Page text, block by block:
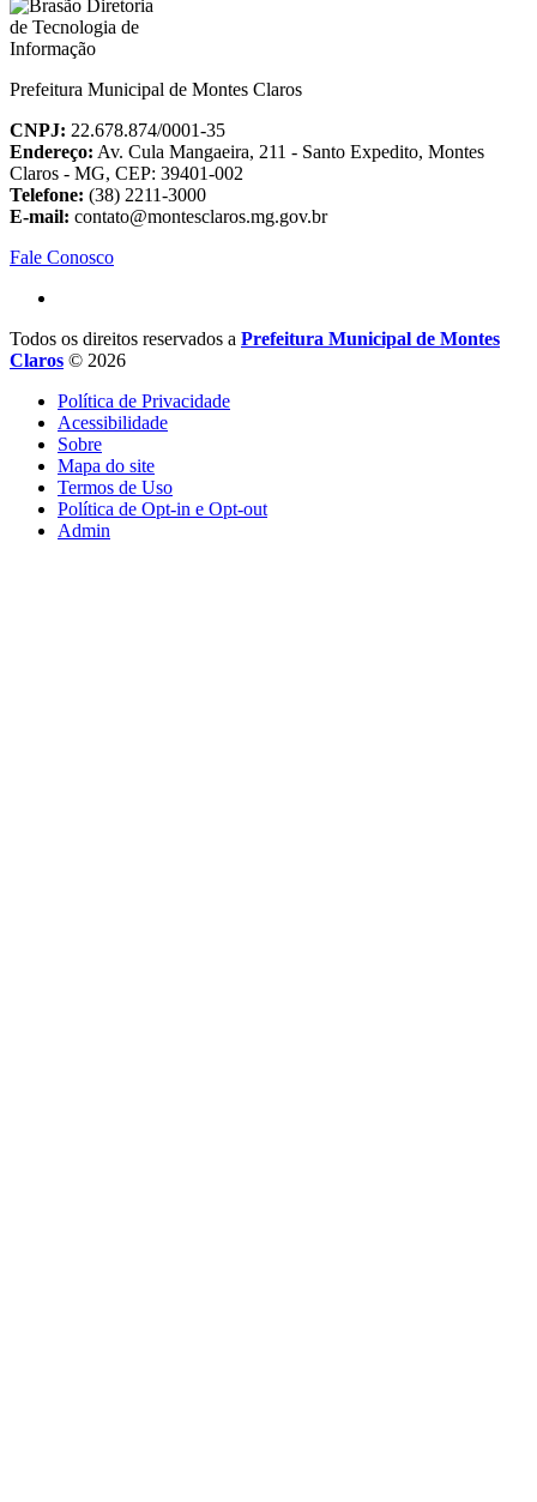
Prefeitura Municipal de Montes Claros
CNPJ: 22.678.874/0001-35
Endereço: Av. Cula Mangaeira, 211 - Santo Expedito, Montes
Claros - MG, CEP: 39401-002
Telefone: (38) 2211-3000
E-mail: contato@montesclaros.mg.gov.br
Fale Conosco
Todos os direitos reservados a Prefeitura Municipal de Montes
Claros © 2026
Política de Privacidade
Acessibilidade
Sobre
Mapa do site
Termos de Uso
Política de Opt-in e Opt-out
Admin